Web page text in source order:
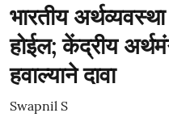
भारतीय
होईल; केंद्रीय
हवाल्याने दावा
Swapnil S